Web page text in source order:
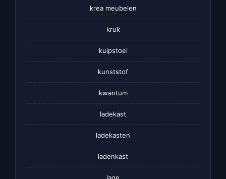
krea meubelen
kruk
kuipstoel
kunststof
kwantum
ladekast
ladekasten
ladenkast